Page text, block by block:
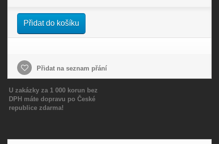
Přidat do košíku
Přidat na seznam přání
U zakázky za 1 000 korun bez
DPH máte dopravu po České
republice zdarma!